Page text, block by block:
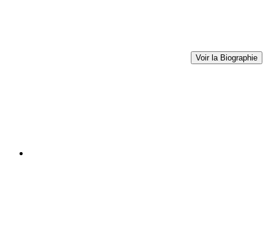
Voir la Biographie